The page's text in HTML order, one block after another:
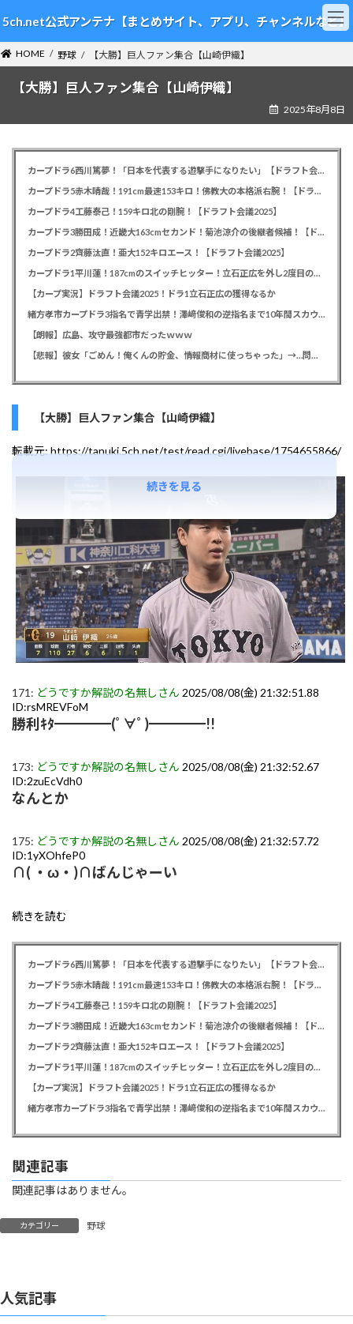
ン
テ
ン
ツ
ビ
ゲ
ー
シ
5ch.net公式アンテナ【まとめサイト、アプリ、チャンネルなど】
HOME 野球 【大勝】巨人ファン集合【山崎伊織】
【大勝】巨人ファン集合【山崎伊織】
2025年8月8日
カープドラ6西川篤夢！「日本を代表する遊撃手になりたい」【ドラフト会議2025】
カープドラ5赤木晴哉！191cm最速153キロ！佛教大の本格派右腕！【ドラフト会議2025】
カープドラ4工藤泰己！159キロ北の剛腕！【ドラフト会議2025】
カープドラ3勝田成！近畿大163cmセカンド！菊池涼介の後継者候補！【ドラフト会議2025】
カープドラ2齊藤汰直！亜大152キロエース！【ドラフト会議2025】
カープドラ1平川蓮！187cmのスイッチヒッター！立石正広を外し2度目の重複も新井監督がクジを引き当てる！【ドラフト会議2025】
【カープ実況】ドラフト会議2025！ドラ1立石正広の獲得なるか
緒方孝市カープドラ3指名で青学出禁！澤﨑俊和の逆指名まで10年間スカウト出禁
【朗報】広島、攻守最強都市だったｗｗｗ
【悲報】彼女「ごめん！俺くんの貯金、情報商材に使っちゃった」→…問い詰めたらギャン泣きされたんだが俺が悪いのか？
【大勝】巨人ファン集合【山崎伊織】
転載元:https://tanuki.5ch.net/test/read.cgi/livebase/1754655866/
171: どうですか解説の名無しさん 2025/08/08(金) 21:32:51.88
ID:rsMREVFoM
勝利ｷﾀ━━━━(ﾟ∀ﾟ)━━━━!!
173: どうですか解説の名無しさん 2025/08/08(金) 21:32:52.67
ID:2zuEcVdh0
なんとか
175: どうですか解説の名無しさん 2025/08/08(金) 21:32:57.72
ID:1yXOhfeP0
∩( ・ω・)∩ばんじゃーい
続きを読む
続きを見る
カープドラ4工藤泰己！159キロ北の剛腕！【ドラフト会議2025】
カープドラ2齊藤汰直！亜大152キロエース！【ドラフト会議2025】
【カープ実況】ドラフト会議2025！ドラ1立石正広の獲得なるか
関連記事
関連記事はありません。
カテゴリー 野球
人気記事